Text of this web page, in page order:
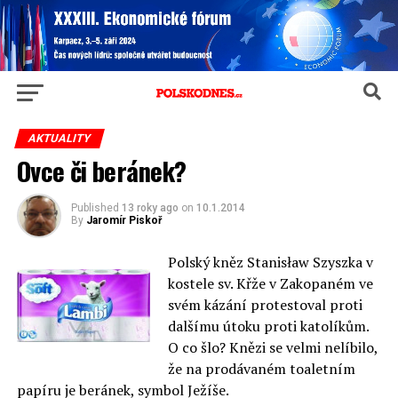
AKTUALITY
Ovce či beránek?
Published 13 roky ago on 10.1.2014
By Jaromír Piskoř
Polský kněz Stanisław Szyszka v
kostele sv. Křže v Zakopaném ve
svém kázání protestoval proti
dalšímu útoku proti katolíkům.
O co šlo? Knězi se velmi nelíbilo,
že na prodávaném toaletním
papíru je beránek, symbol Ježíše.